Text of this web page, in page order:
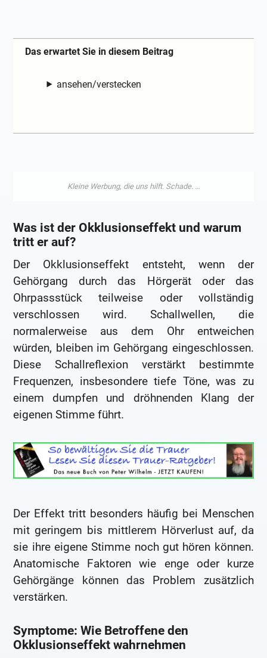
Das erwartet Sie in diesem Beitrag
ansehen/verstecken
Was ist der Okklusionseffekt und warum
tritt er auf?
Der Okklusionseffekt entsteht, wenn der
Gehörgang durch das Hörgerät oder das
Ohrpassstück teilweise oder vollständig
verschlossen wird. Schallwellen, die
normalerweise aus dem Ohr entweichen
würden, bleiben im Gehörgang eingeschlossen.
Diese Schallreflexion verstärkt bestimmte
Frequenzen, insbesondere tiefe Töne, was zu
einem dumpfen und dröhnenden Klang der
eigenen Stimme führt.
Der Effekt tritt besonders häufig bei Menschen
mit geringem bis mittlerem Hörverlust auf, da
sie ihre eigene Stimme noch gut hören können.
Anatomische Faktoren wie enge oder kurze
Gehörgänge können das Problem zusätzlich
verstärken.
Symptome: Wie Betroffene den
Okklusionseffekt wahrnehmen